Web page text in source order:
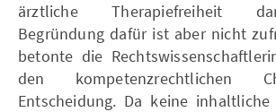
ärztliche Therapiefreiheit
Begründung dafür ist aber nicht
betonte die
den kompetenzrechtlichen
Entscheidung. Da keine